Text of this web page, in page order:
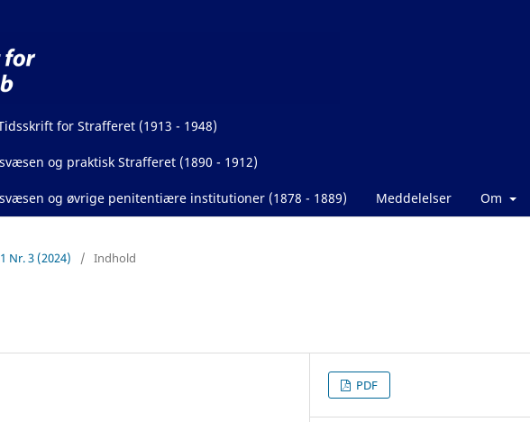
for Strafferet (1913 - 1948)
og praktisk Strafferet (1890 - 1912)
og øvrige penitentiære institutioner (1878 - 1889) Meddelelser Om
Nr. 3 (2024) / Indhold
PDF